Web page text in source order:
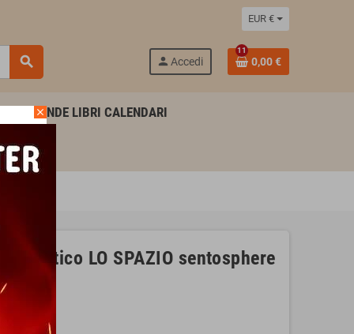
EUR €
search person Accedi
11
0,00 €
AGENDE LIBRI CALENDARI
4+
artistico LO SPAZIO sentosphere
close